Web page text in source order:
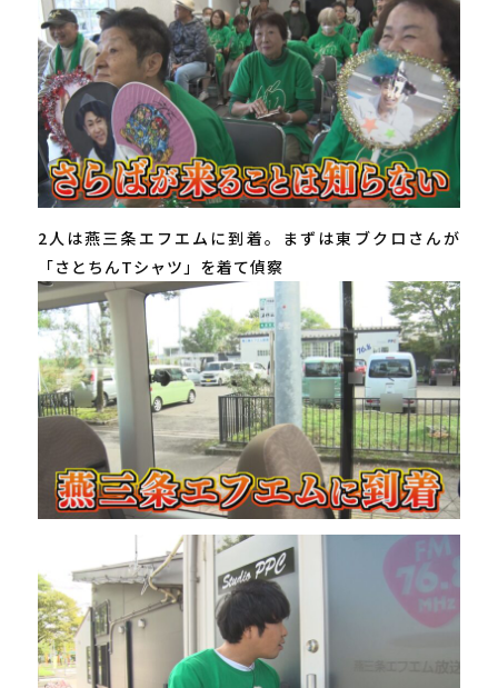
2人は燕三条エフエムに到着。まずは東ブクロさんが
「さとちんTシャツ」を着て偵察